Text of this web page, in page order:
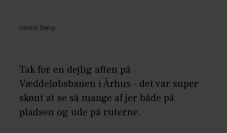
Hanne Bang
Tak for en dejlig aften på
Væddeløbsbanen i Århus - det var super
skønt at se så mange af jer både på
pladsen og ude på ruterne.